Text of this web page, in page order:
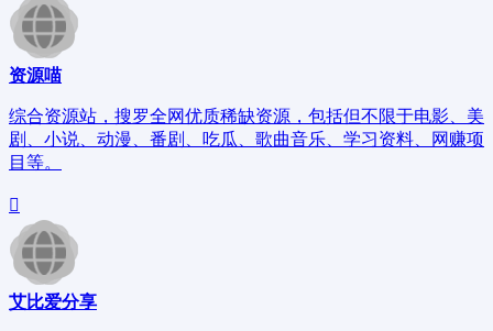
资源喵
综合资源站，搜罗全网优质稀缺资源，包括但不限于电影、美
剧、小说、动漫、番剧、吃瓜、歌曲音乐、学习资料、网赚项
目等。
艾比爱分享